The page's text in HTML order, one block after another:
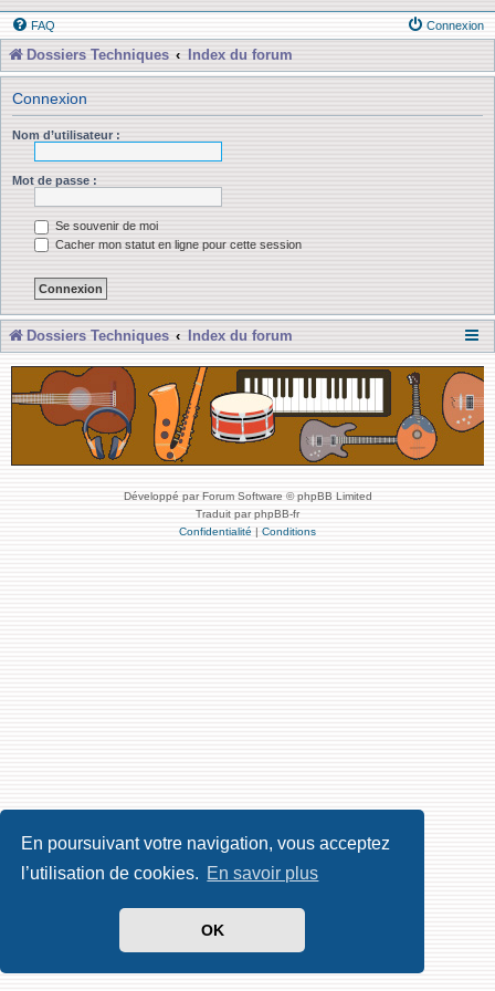
En poursuivant votre navigation, vous acceptez
l’utilisation de cookies. En savoir plus
OK
FAQ Connexion
Dossiers Techniques Index du forum
Connexion
Nom d’utilisateur :
Mot de passe :
Se souvenir de moi
Cacher mon statut en ligne pour cette session
Dossiers Techniques Index du forum
Développé par Forum Software © phpBB Limited
Traduit par phpBB-fr
Confidentialité | Conditions